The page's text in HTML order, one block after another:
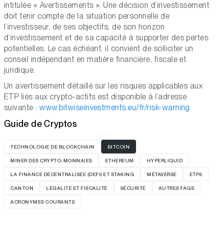
intitulée « Avertissements ». Une décision d’investissement
doit tenir compte de la situation personnelle de
l’investisseur, de ses objectifs, de son horizon
d’investissement et de sa capacité à supporter des pertes
potentielles. Le cas échéant, il convient de solliciter un
conseil indépendant en matière financière, fiscale et
juridique.
Un avertissement détaillé sur les risques applicables aux
ETP liés aux crypto-actifs est disponible à l’adresse
suivante :www.bitwiseinvestments.eu/fr/risk-warning
Guide de Cryptos
TECHNOLOGIE DE BLOCKCHAIN BITCOIN
MINER DES CRYPTO-MONNAIES ETHEREUM HYPERLIQUID
LA FINANCE DÉCENTRALISÉE (DEFI) ET STAKING MÉTAVERSE ETPS
CANTON LÉGALITÉ ET FISCALITÉ SÉCURITÉ AUTRES FAQS
ACRONYMES COURANTS